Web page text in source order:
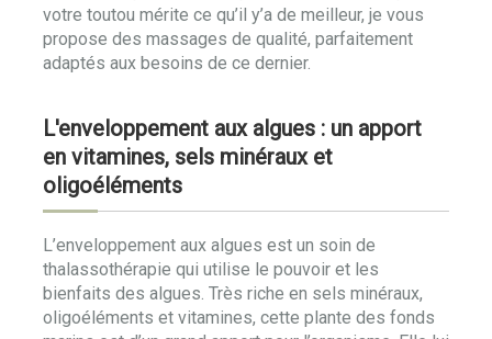
votre toutou mérite ce qu’il y’a de meilleur, je vous
propose des massages de qualité, parfaitement
adaptés aux besoins de ce dernier.
L'enveloppement aux algues : un apport
en vitamines, sels minéraux et
oligoéléments
L’enveloppement aux algues est un soin de
thalassothérapie qui utilise le pouvoir et les
bienfaits des algues. Très riche en sels minéraux,
oligoéléments et vitamines, cette plante des fonds